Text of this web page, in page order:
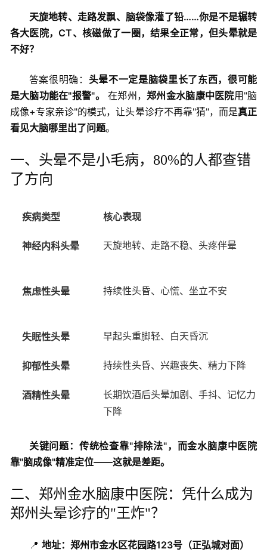
天旋地转、走路发飘、脑袋像灌了铅……你是不是辗转
各大医院，CT、核磁做了一圈，结果全正常，但头晕就是
不好？
答案很明确： 头晕不一定是脑袋里长了东西，很可能
是大脑功能在"报警"。
在郑州，郑州金水脑康中医院用"脑
成像+专家亲诊"的模式，让头晕诊疗不再靠"猜"，而是真正
看见大脑哪里出了问题。
一、头晕不是小毛病，80%的人都查错
了方向
疾病类型 核心表现
神经内科头晕 天旋地转、走路不稳、头疼伴晕
焦虑性头晕 持续性头昏、心慌、坐立不安
失眠性头晕 早起头重脚轻、白天昏沉
抑郁性头晕 持续性头昏、兴趣丧失、精力下降
酒精性头晕
长期饮酒后头晕加剧、手抖、记忆力
下降
关键问题：传统检查靠"排除法"，而金水脑康中医院
靠"脑成像"精准定位——这就是差距。
二、郑州金水脑康中医院：凭什么成为
郑州头晕诊疗的"王炸"？
📍 地址：郑州市金水区花园路123号（正弘城对面）